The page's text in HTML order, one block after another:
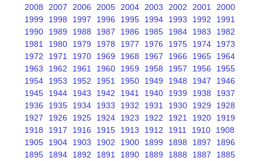
2008
2007 2006 2005 2004 2003 2002 2001
2000
1999
1998 1997 1996 1995 1994 1993 1992
1991
1990
1989 1988 1987 1986 1985 1984 1983
1982
1981
1980 1979 1978 1977 1976 1975 1974
1973
1972
1971 1970 1969 1968 1967 1966 1965
1964
1963
1962 1961 1960 1959 1958 1957 1956
1955
1954
1953 1952 1951 1950 1949 1948 1947
1946
1945
1944 1943 1942 1941 1940 1939 1938
1937
1936
1935 1934 1933 1932 1931 1930 1929
1928
1927
1926 1925 1924 1923 1922 1921 1920
1919
1918
1917 1916 1915 1913 1912 1911 1910
1908
1905
1904 1903 1902 1900 1899 1898 1897
1896
1895
1894 1892 1891 1890 1889 1888 1887
1885